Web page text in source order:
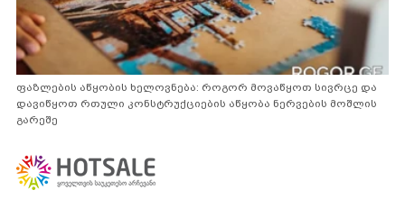
ფაზლების აწყობის ხელოვნება: როგორ მოვაწყოთ სივრცე და
დავიწყოთ რთული კონსტრუქციების აწყობა ნერვების მოშლის
გარეშე